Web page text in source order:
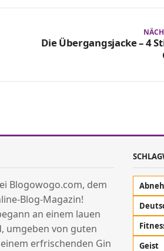
Die Übergangsjacke – 4
Blogowogo.com, dem
Blog-Magazin!
an einem lauen
umgeben von guten
erfrischenden Gin
Geist